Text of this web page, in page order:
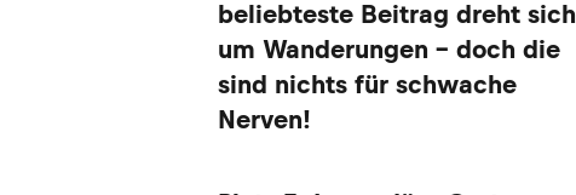
beliebteste Beitrag dreht sich
um Wanderungen – doch die
sind nichts für schwache
Nerven!